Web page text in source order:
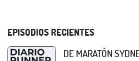
EPISODIOS RECIENTES
DE MARATÓN